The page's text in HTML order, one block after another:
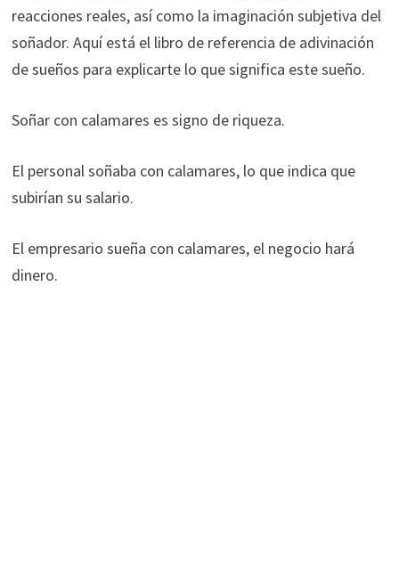
reacciones reales, así como la imaginación subjetiva del
soñador. Aquí está el libro de referencia de adivinación
de sueños para explicarte lo que significa este sueño.
Soñar con calamares es signo de riqueza.
El personal soñaba con calamares, lo que indica que
subirían su salario.
El empresario sueña con calamares, el negocio hará
dinero.